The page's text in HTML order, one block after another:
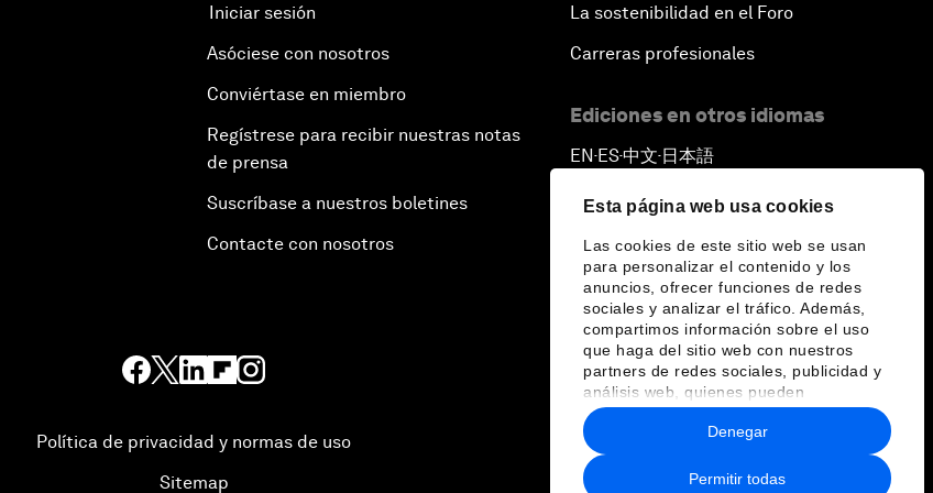
Esta página web usa cookies
Las cookies de este sitio web se usan
para personalizar el contenido y los
anuncios, ofrecer funciones de redes
sociales y analizar el tráfico. Además,
compartimos información sobre el uso
que haga del sitio web con nuestros
partners de redes sociales, publicidad y
análisis web, quienes pueden
combinarla con otra información que les
haya proporcionado o que hayan
recopilado a partir del uso que haya
hecho de sus servicios.
Permitir todas
Denegar
Iniciar sesión
Asóciese con nosotros
Conviértase en miembro
Regístrese para recibir nuestras notas
de prensa
Suscríbase a nuestros boletines
Contacte con nosotros
La sostenibilidad en el Foro
Carreras profesionales
Ediciones en otros idiomas
EN ▪ ES▪中文▪ 日本語
Política de privacidad y normas de uso
Sitemap